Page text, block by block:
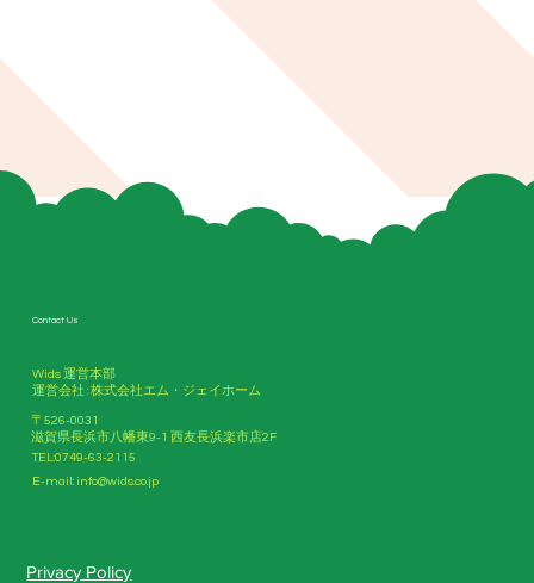
Contact Us
Wids 運営本部
運営会社 : 株式会社エム・ジェイホーム
〒526-0031
滋賀県長浜市八幡東9-1 西友長浜楽市店2F
TEL:0749-63-2115
E-mail: info@wids.co.jp
Privacy Policy